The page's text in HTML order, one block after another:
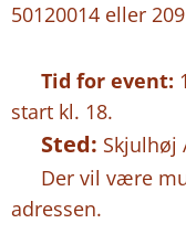
50120014 eller
Tid for event:
start kl. 18.
Sted: Skjulhøj
🅿️ Der vil være
adressen.